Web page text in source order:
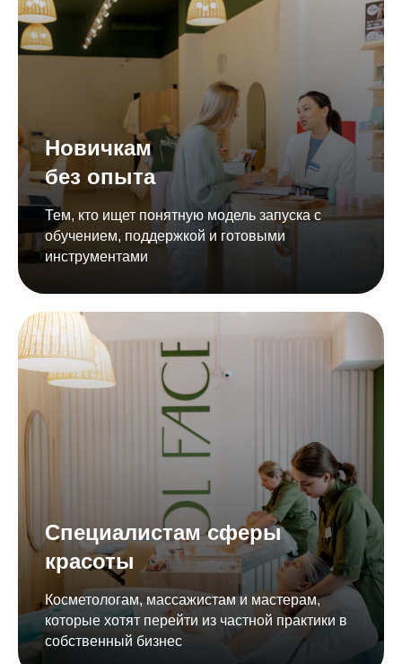
Новичкам
без опыта
Тем, кто ищет понятную модель запуска с
обучением, поддержкой и готовыми
инструментами
Специалистам сферы
красоты
Косметологам, массажистам и мастерам,
которые хотят перейти из частной практики в
собственный бизнес